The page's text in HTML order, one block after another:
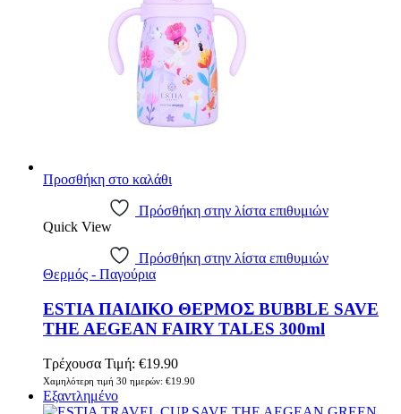
Προσθήκη στο καλάθι
Πρόσθήκη στην λίστα επιθυμιών
Quick View
Πρόσθήκη στην λίστα επιθυμιών
Θερμός - Παγούρια
ESTIA ΠΑΙΔΙΚΟ ΘΕΡΜΟΣ BUBBLE SAVE
THE AEGEAN FAIRY TALES 300ml
Τρέχουσα Τιμή: €19.90
Χαμηλότερη τιμή 30 ημερών: €19.90
Εξαντλημένο